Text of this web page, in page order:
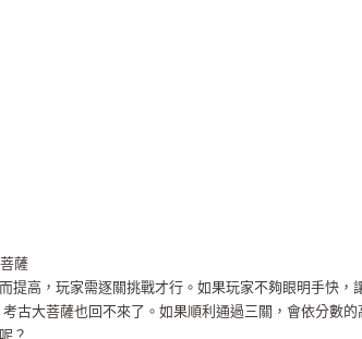
薩
提高，玩家需逐關挑戰才行。如果玩家不夠眼明手快，
古大菩薩也回不來了。如果順利通過三關，會依分數的
？